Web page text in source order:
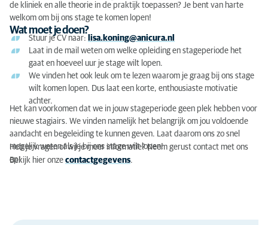
de kliniek en alle theorie in de praktijk toepassen? Je bent van harte
welkom om bij ons stage te komen lopen!
Wat moet je doen?
Stuur je CV naar: lisa.koning@anicura.nl
Laat in de mail weten om welke opleiding en stageperiode het
gaat en hoeveel uur je stage wilt lopen.
We vinden het ook leuk om te lezen waarom je graag bij ons stage
wilt komen lopen. Dus laat een korte, enthousiaste motivatie
achter.
Het kan voorkomen dat we in jouw stageperiode geen plek hebben voor
nieuwe stagiairs. We vinden namelijk het belangrijk om jou voldoende
aandacht en begeleiding te kunnen geven. Laat daarom ons zo snel
mogelijk weten als je bij ons stage wilt lopen!
Heb je vragen of wil je meer informatie? Neem gerust contact met ons
op!
Bekijk hier onze contactgegevens.